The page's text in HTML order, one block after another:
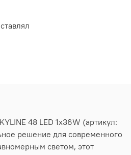
48 LED 1х36W (артикул:
решение для современного
светом, этот